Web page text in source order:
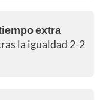
extra
la igualdad 2-2